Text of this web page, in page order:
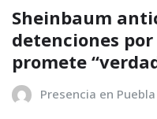
Sheinbaum
detenciones
promete
Presencia en Puebla